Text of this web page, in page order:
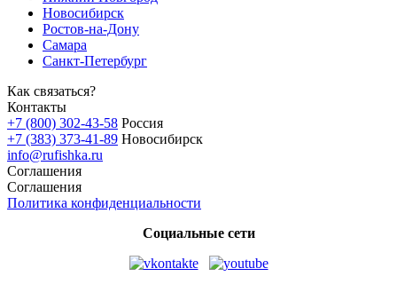
Новосибирск
Ростов-на-Дону
Самара
Санкт-Петербург
Как связаться?
Контакты
+7 (800) 302-43-58 Россия
+7 (383) 373-41-89 Новосибирск
info@rufishka.ru
Соглашения
Соглашения
Политика конфиденциальности
Социальные сети